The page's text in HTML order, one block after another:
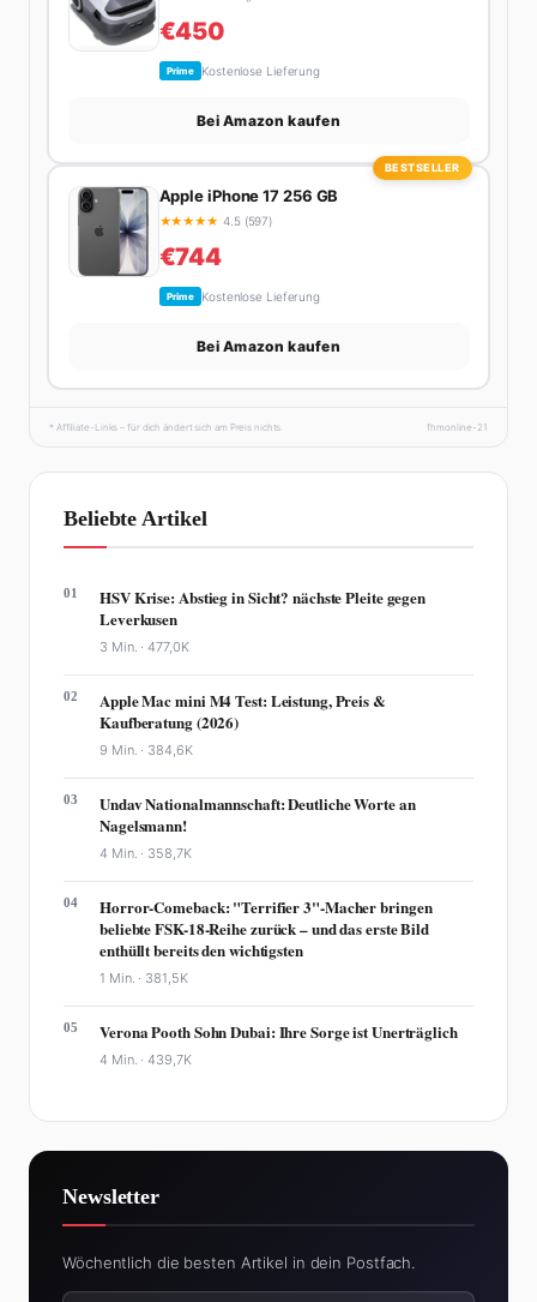
€450
Prime Kostenlose Lieferung
Bei Amazon kaufen
BESTSELLER
Apple iPhone 17 256 GB
★★★★★ 4.5 (597)
€744
Prime Kostenlose Lieferung
Bei Amazon kaufen
* Affiliate-Links – für dich ändert sich am Preis nichts. fhmonline-21
Beliebte Artikel
01
HSV Krise: Abstieg in Sicht? nächste Pleite gegen
Leverkusen
3 Min. ·477,0K
02
Apple Mac mini M4 Test: Leistung, Preis &
Kaufberatung (2026)
9 Min. · 384,6K
03
Undav Nationalmannschaft: Deutliche Worte an
Nagelsmann!
4 Min. · 358,7K
04
Horror-Comeback: "Terrifier 3"-Macher bringen
beliebte FSK-18-Reihe zurück – und das erste Bild
enthüllt bereits den wichtigsten
1 Min. · 381,5K
05 Verona Pooth Sohn Dubai: Ihre Sorge ist Unerträglich
4 Min. ·439,7K
Newsletter
Wöchentlich die besten Artikel in dein Postfach.